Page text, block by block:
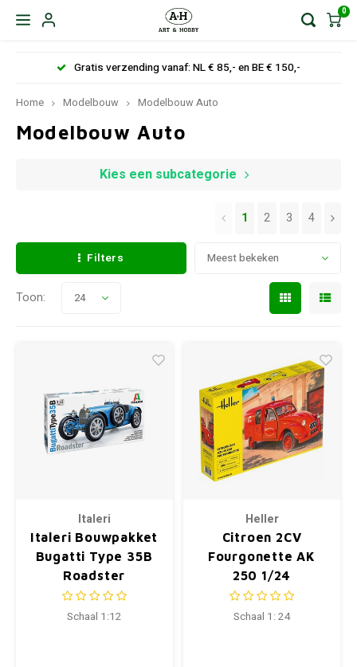
0
Gratis verzending vanaf: NL € 85,- en BE € 150,-
Home Modelbouw Modelbouw Auto
Modelbouw Auto
Kies een subcategorie
Filters Meest bekeken
1 2 3 4
Toon: 24
Italeri
Italeri Bouwpakket
Bugatti Type 35B
Roadster
Schaal 1:12
Heller
Citroen 2CV
Fourgonette AK
250 1/24
Schaal 1: 24